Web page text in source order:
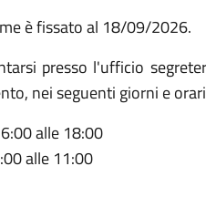
è fissato al 18/09/2026.
presso l'ufficio
nei seguenti giorni e
alle 18:00
alle 11:00